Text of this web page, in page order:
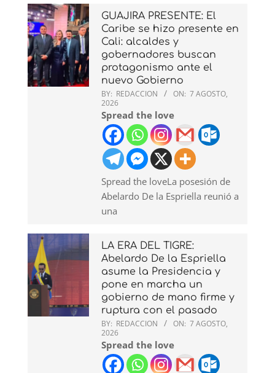
GUAJIRA PRESENTE: El
Caribe se hizo presente en
Cali: alcaldes y
gobernadores buscan
protagonismo ante el
nuevo Gobierno
BY: REDACCION ON: 7 AGOSTO,
2026
Spread the love
Spread the loveLa posesión de
Abelardo De la Espriella reunió a
una
LA ERA DEL TIGRE:
Abelardo De la Espriella
asume la Presidencia y
pone en marcha un
gobierno de mano firme y
ruptura con el pasado
BY: REDACCION ON: 7 AGOSTO,
2026
Spread the love